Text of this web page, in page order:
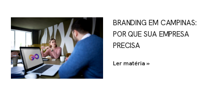
BRANDING EM CAMPINAS:
POR QUE SUA EMPRESA
PRECISA
Ler matéria »